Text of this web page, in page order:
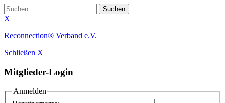
Suchen
nach:
X
Zum
springen
Reconnection® Verband e.V.
Schließen X
Mitglieder-Login
Anmelden